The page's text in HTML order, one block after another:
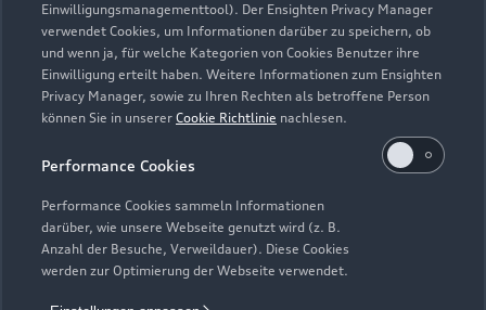
Einwilligungsmanagementtool). Der Ensighten Privacy Manager
verwendet Cookies, um Informationen darüber zu speichern, ob
und wenn ja, für welche Kategorien von Cookies Benutzer ihre
Einwilligung erteilt haben. Weitere Informationen zum Ensighten
Privacy Manager, sowie zu Ihren Rechten als betroffene Person
können Sie in unserer Cookie Richtlinie nachlesen.
Performance Cookies
Performance Cookies sammeln Informationen
darüber, wie unsere Webseite genutzt wird (z. B.
Anzahl der Besuche, Verweildauer). Diese Cookies
werden zur Optimierung der Webseite verwendet.
Zurück nach oben
Modelle
Elektromodelle
Plug-in-Hybride
Neuwagensuche
Gebrauchtwagensuche
Service & Zubehör
Saisonale Angebote
Support